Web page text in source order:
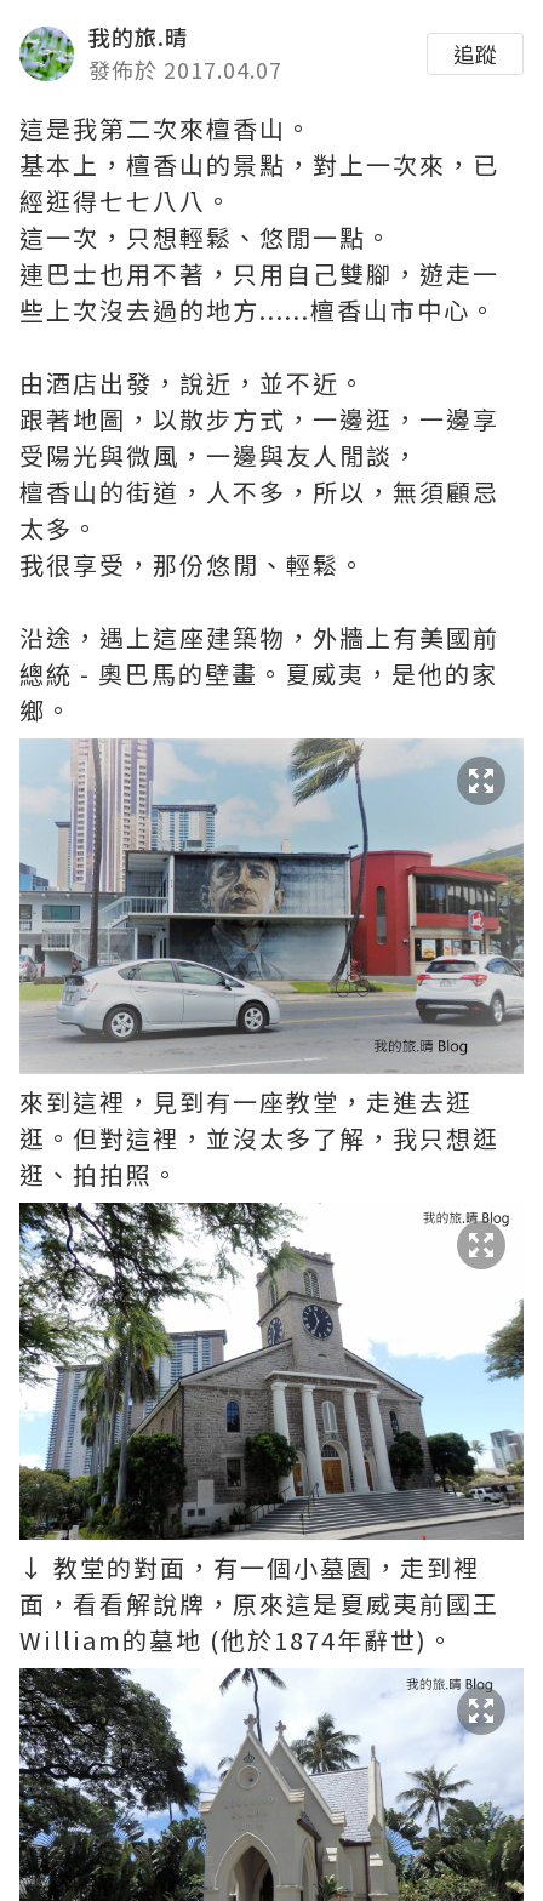
我的旅.晴
發佈於 2017.04.07
追蹤
這是我第二次來檀香山。
基本上，檀香山的景點，對上一次來，已
經逛得七七八八。
這一次，只想輕鬆、悠閒一點。
連巴士也用不著，只用自己雙腳，遊走一
些上次沒去過的地方......檀香山市中心。
由酒店出發，說近，並不近。
跟著地圖，以散步方式，一邊逛，一邊享
受陽光與微風，一邊與友人閒談，
檀香山的街道，人不多，所以，無須顧忌
太多。
我很享受，那份悠閒、輕鬆。
沿途，遇上這座建築物，外牆上有美國前
總統 - 奧巴馬的壁畫。夏威夷，是他的家
鄉。
來到這裡，見到有一座教堂，走進去逛
逛。但對這裡，並沒太多了解，我只想逛
逛、拍拍照。
↓ 教堂的對面，有一個小墓園，走到裡
面，看看解說牌，原來這是夏威夷前國王
William的墓地 (他於1874年辭世)。